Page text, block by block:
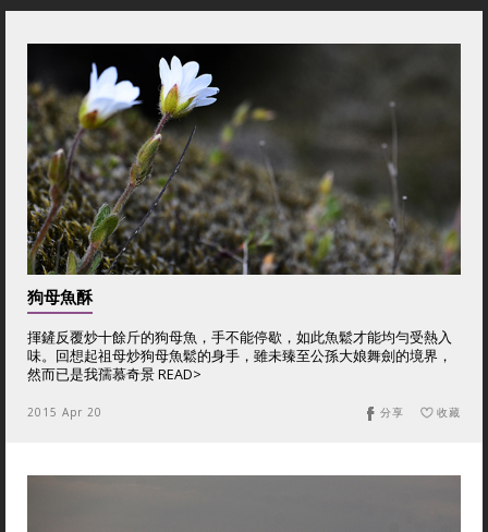
狗母魚酥
揮鏟反覆炒十餘斤的狗母魚，手不能停歇，如此魚鬆才能均勻受熱入
味。回想起祖母炒狗母魚鬆的身手，雖未臻至公孫大娘舞劍的境界，
然而已是我孺慕奇景 READ>
2015 Apr 20 收藏
分享